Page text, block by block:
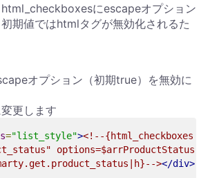
html_checkboxesにescapeオプション
期値ではhtmlタグが無効化されるた
オプション（初期true）を無効に
更します
="list_style"><!--{html_checkboxes
options=$arrProductStatus
></div>